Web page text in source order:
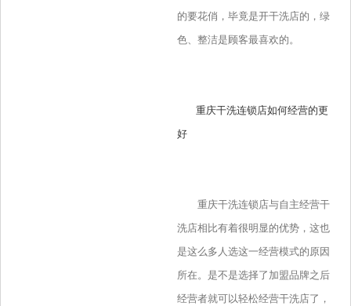
的要花俏，毕竟是开干洗店的，绿
色、整洁是顾客最喜欢的。
重庆干洗连锁店如何经营的更
好
重庆干洗连锁店与自主经营干
洗店相比有着很明显的优势，这也
是这么多人选这一经营模式的原因
所在。是不是选择了加盟品牌之后
经营者就可以轻松经营干洗店了，